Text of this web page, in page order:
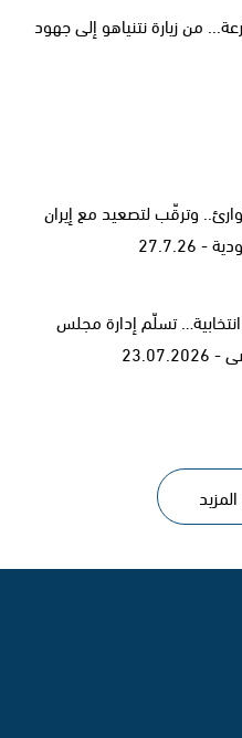
من زيارة نتنياهو إلى جهود
وترقّب لتصعيد مع إيران
تسلّم إدارة مجلس